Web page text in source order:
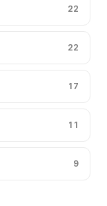
22
22
17
11
9